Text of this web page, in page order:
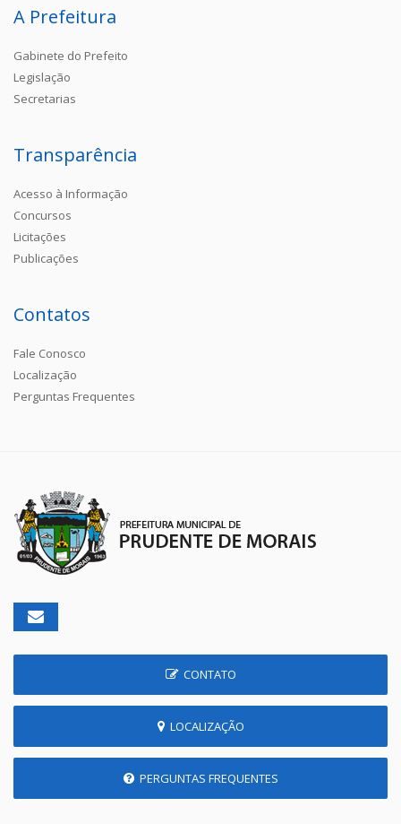
A Prefeitura
Gabinete do Prefeito
Legislação
Secretarias
Transparência
Acesso à Informação
Concursos
Licitações
Publicações
Contatos
Fale Conosco
Localização
Perguntas Frequentes
CONTATO
LOCALIZAÇÃO
PERGUNTAS FREQUENTES